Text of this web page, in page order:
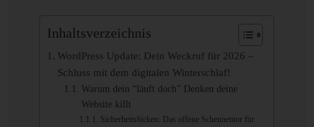
Inhaltsverzeichnis
WordPress Update: Dein Weckruf für 2026 –
Schluss mit dem digitalen Winterschlaf!
Warum dein “läuft doch” Denken deine
Website killt
Sicherheitslücken: Das offene Scheunentor für